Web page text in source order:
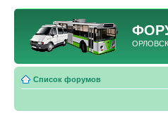
Список форумов